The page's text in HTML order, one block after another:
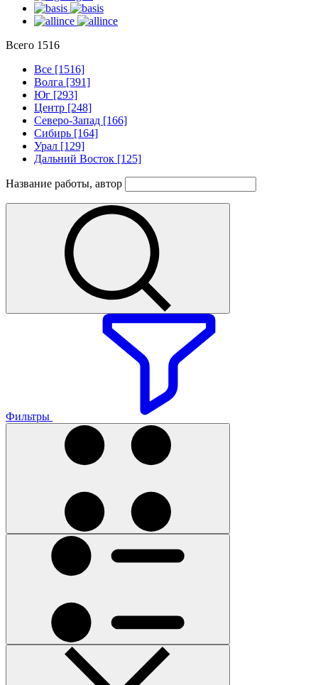
Всего 1516
Все [1516]
Волга [391]
Юг [293]
Центр [248]
Северо-Запад [166]
Сибирь [164]
Урал [129]
Дальний Восток [125]
Название работы, автор
Фильтры